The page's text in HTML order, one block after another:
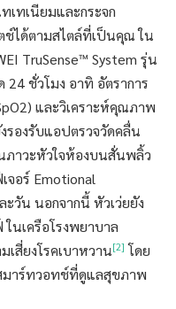
เทเนียมและกระจก
ช์ได้ตามสไตล์ที่เป็นคุณ ใน
TruSense™ System รุ่น
ชั่วโมง อาทิ อัตราการ
และวิเคราะห์คุณภาพ
รองรับแอปตรวจวัดคลื่น
ภาวะหัวใจห้องบนสั่นพลิ้ว
จอร์ Emotional
วัน นอกจากนี้ หัวเว่ยยัง
นเครือโรงพยาบาล
สี่ยงโรคเบาหวาน[2] โดย
มาร์ทวอทช์ที่ดูแลสุขภาพ